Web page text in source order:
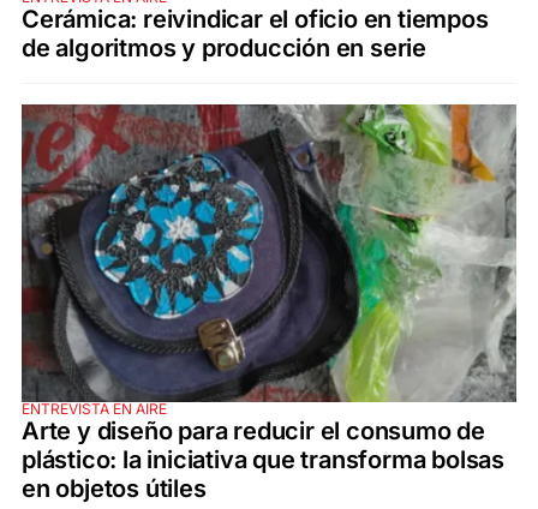
Cerámica: reivindicar el oficio en tiempos
de algoritmos y producción en serie
ENTREVISTA EN AIRE
Arte y diseño para reducir el consumo de
plástico: la iniciativa que transforma bolsas
en objetos útiles